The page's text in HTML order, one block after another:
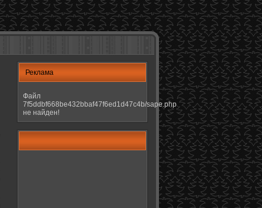
Реклама
Файл
7f5ddbf668be432bbaf47f6ed1d47c4b/sape.php
не найден!